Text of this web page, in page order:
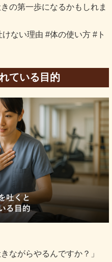
の第一歩になるかもしれま
ない理由 #体の使い方 #ト
ている目的
ながらやるんですか？」